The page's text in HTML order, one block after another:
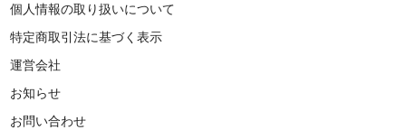
個人情報の取り扱いについて
特定商取引法に基づく表示
運営会社
お知らせ
お問い合わせ